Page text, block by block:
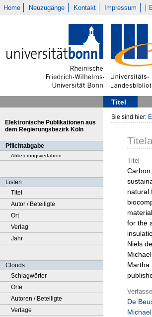
Home Neuzugänge Kontakt Impressum
Titel
Elektronische Publikationen aus
dem Regierungsbezirk Köln
Pflichtabgabe
Ablieferungsverfahren
Listen
Titel
Autor / Beteiligte
Ort
Verlag
Jahr
Clouds
Schlagwörter
Orte
Autoren / Beteiligte
Verlage
Sie sind hier:
Titel
natural
for the
Niels
Martha
De
Michael